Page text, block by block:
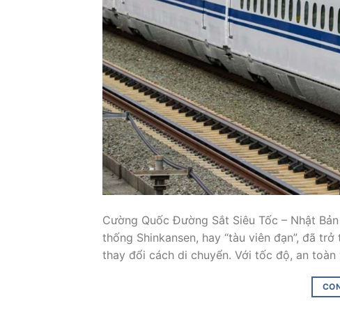
Cường Quốc Đường Sắt Siêu Tốc – Nhật
thống Shinkansen, hay “tàu viên đạn”, đã
thay đổi cách di chuyển. Với tốc độ, an